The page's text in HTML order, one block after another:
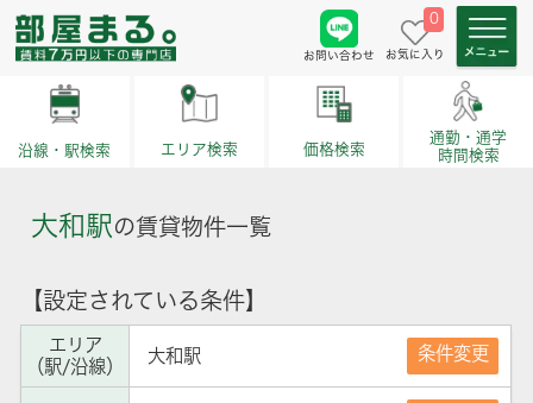
お問い合わせ
0
お気に入り
沿線・駅検索 エリア検索 価格検索
通勤・通学
時間検索
大和駅 の賃貸物件一覧
【設定されている条件】
エリア
（駅/沿線）
大和駅 条件変更